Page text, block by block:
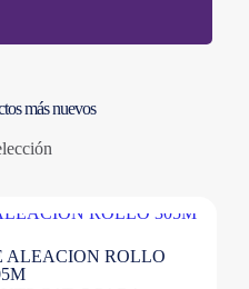
más nuevos
ALEACION ROLLO